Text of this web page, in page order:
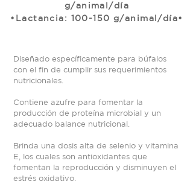
g/animal/día
•Lactancia: 100-150 g/animal/día•
Diseñado específicamente para búfalos
con el fin de cumplir sus requerimientos
nutricionales.
Contiene azufre para fomentar la
producción de proteína microbial y un
adecuado balance nutricional.
Brinda una dosis alta de selenio y vitamina
E, los cuales son antioxidantes que
fomentan la reproducción y disminuyen el
estrés oxidativo.